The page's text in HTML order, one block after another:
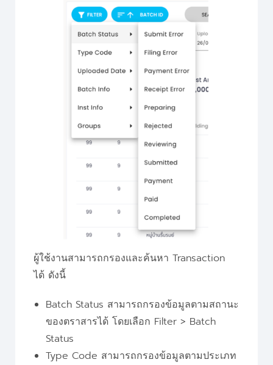
ผู้ใช้งานสามารถกรองและค้นหา Transaction
ได้ ดังนี้
Batch Status สามารถกรองข้อมูลตามสถานะ
ของตราสารได้ โดยเลือก Filter > Batch
Status
Type Code สามารถกรองข้อมูลตามประเภท